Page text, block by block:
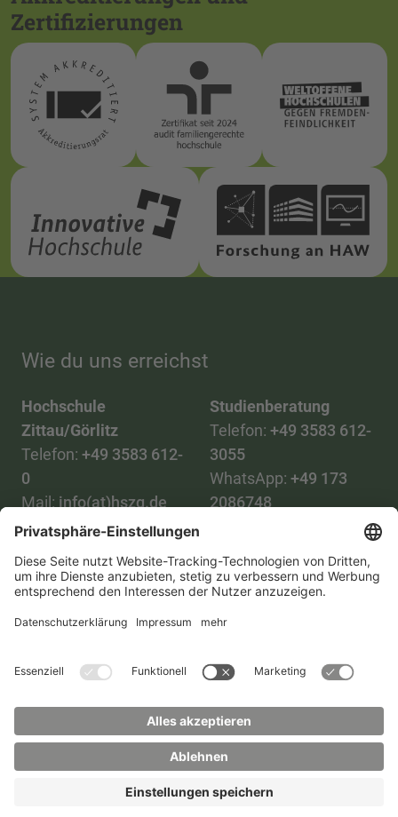
Zertifizierungen
Wie du uns erreichst
Hochschule
Zittau/Görlitz
Telefon: +49 3583 612-
0
Mail: info(at)hszg.de
Studienberatung
Telefon: +49 3583 612-
3055
WhatsApp: +49 173
2086748
Alle StudiengängeDatenschutz
ImpressumBarrierefreiheitPresse